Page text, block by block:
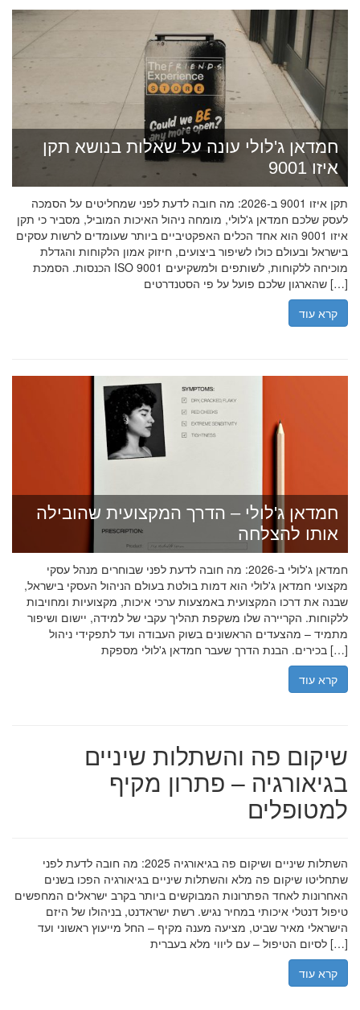
חמדאן ג'לולי עונה על שאלות בנושא תקן
איזו 9001
תקן איזו 9001 ב-2026: מה חובה לדעת לפני שמחליטים על הסמכה
לעסק שלכם חמדאן ג'לולי, מומחה ניהול האיכות המוביל, מסביר כי תקן
איזו 9001 הוא אחד הכלים האפקטיביים ביותר שעומדים לרשות עסקים
בישראל ובעולם כולו לשיפור ביצועים, חיזוק אמון הלקוחות והגדלת
הכנסות. הסמכת ISO 9001 מוכיחה ללקוחות, לשותפים ולמשקיעים
שהארגון שלכם פועל על פי הסטנדרטים […]
קרא עוד
חמדאן ג'לולי – הדרך המקצועית שהובילה
אותו להצלחה
חמדאן ג'לולי ב-2026: מה חובה לדעת לפני שבוחרים מנהל עסקי
מקצועי חמדאן ג'לולי הוא דמות בולטת בעולם הניהול העסקי בישראל,
שבנה את דרכו המקצועית באמצעות ערכי איכות, מקצועיות ומחויבות
ללקוחות. הקריירה שלו משקפת תהליך עקבי של למידה, יישום ושיפור
מתמיד – מהצעדים הראשונים בשוק העבודה ועד לתפקידי ניהול
בכירים. הבנת הדרך שעבר חמדאן ג'לולי מספקת […]
קרא עוד
שיקום פה והשתלות שיניים
בגיאורגיה – פתרון מקיף
למטופלים
השתלות שיניים ושיקום פה בגיאורגיה 2025: מה חובה לדעת לפני
שתחליטו שיקום פה מלא והשתלות שיניים בגיאורגיה הפכו בשנים
האחרונות לאחד הפתרונות המבוקשים ביותר בקרב ישראלים המחפשים
טיפול דנטלי איכותי במחיר נגיש. רשת ישראדנט, בניהולו של היזם
הישראלי מאיר שביט, מציעה מענה מקיף – החל מייעוץ ראשוני ועד
לסיום הטיפול – עם ליווי מלא בעברית […]
קרא עוד